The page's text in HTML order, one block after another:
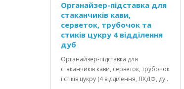
Органайзер-підставка для
стаканчиків кави,
серветок, трубочок та
стиків цукру 4 відділення
дуб
Органайзер-підставка для
стаканчиків кави, серветок, трубочок
і стіків цукру (4 відділення, ЛХДФ, ду..